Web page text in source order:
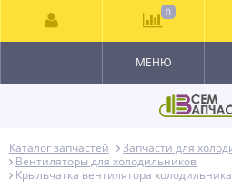
МЕНЮ
Каталог запчастей
Запчасти для
Вентиляторы для холодильников
Крыльчатка вентилятора
0